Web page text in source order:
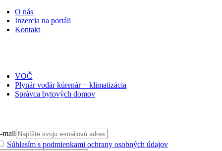
O nás
Inzercia na portáli
Kontakt
VOČ
Plynár vodár kúrenár + klimatizácia
Správca bytových domov
mail
Súhlasím s podmienkami ochrany osobných údajov